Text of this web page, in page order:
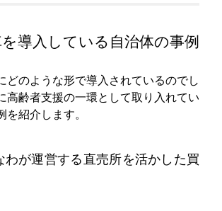
導入している自治体の事例
どのような形で導入されているのでし
高齢者支援の一環として取り入れてい
紹介します。
が運営する直売所を活かした買